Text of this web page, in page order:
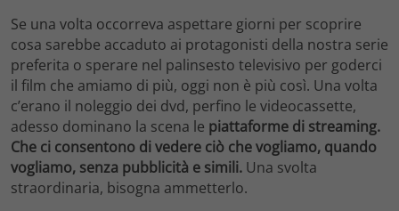
Se una volta occorreva aspettare giorni per scoprire
cosa sarebbe accaduto ai protagonisti della nostra serie
preferita o sperare nel palinsesto televisivo per goderci
il film che amiamo di più, oggi non è più così. Una volta
c’erano il noleggio dei dvd, perfino le videocassette,
adesso dominano la scena le piattaforme di streaming.
Che ci consentono di vedere ciò che vogliamo, quando
vogliamo, senza pubblicità e simili. Una svolta
straordinaria, bisogna ammetterlo.